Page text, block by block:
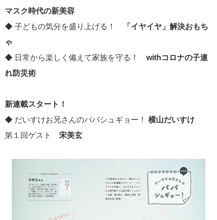
マスク時代の新美容
◆ 子どもの気分を盛り上げる！
「イヤイヤ」解決おもち
ゃ
◆ 日常から楽しく備えて家族を守る！ withコロナの子連
れ防災術
新連載スタート！
◆ だいすけお兄さんのパパシュギョー！ 横山だいすけ
第１回ゲスト 宋美玄